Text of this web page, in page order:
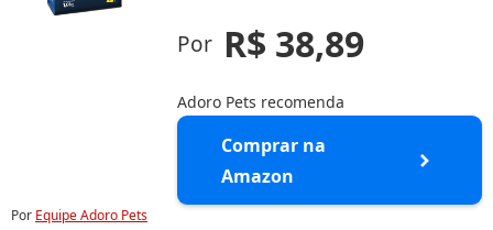
Por R$ 38,89
Adoro Pets recomenda
Comprar na
Amazon
Por Equipe Adoro Pets